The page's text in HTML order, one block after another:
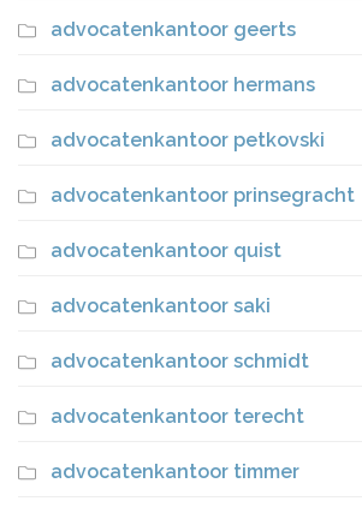
advocatenkantoor geerts
advocatenkantoor hermans
advocatenkantoor petkovski
advocatenkantoor prinsegracht
advocatenkantoor quist
advocatenkantoor saki
advocatenkantoor schmidt
advocatenkantoor terecht
advocatenkantoor timmer